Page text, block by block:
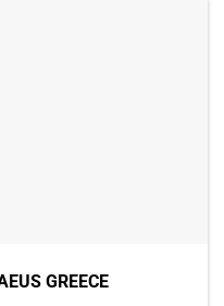
GREECE